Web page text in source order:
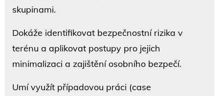
skupinami.
Dokáže identifikovat bezpečnostní rizika v
terénu a aplikovat postupy pro jejich
minimalizaci a zajištění osobního bezpečí.
Umí využít případovou práci (case